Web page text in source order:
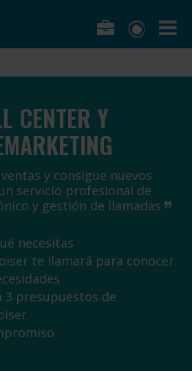
CENTER Y
y consigue nuevos
servicio profesional de
y gestión de llamadas
necesitas
te llamará para conocer
3 presupuestos de